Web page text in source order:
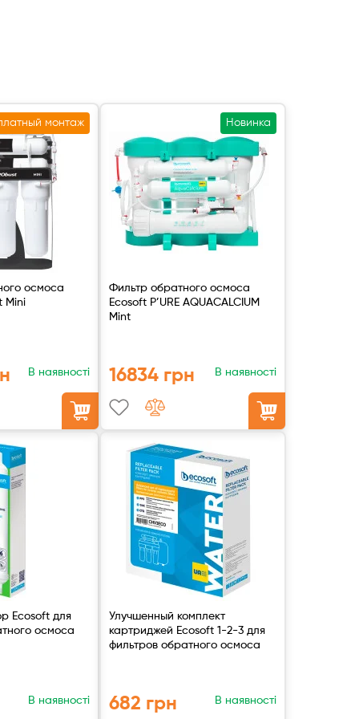
монтаж
осмоса
Mini
В наявності
Новинка
Фильтр обратного осмоса
Ecosoft P’URE AQUACALCIUM
Mint
16834 грн В наявності
Ecosoft для
осмоса
В наявності
Улучшенный комплект
картриджей Ecosoft 1-2-3 для
фильтров обратного осмоса
682 грн В наявності